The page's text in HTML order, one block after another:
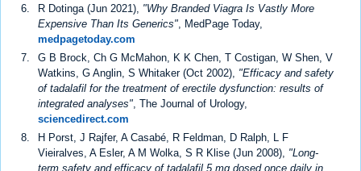
R Dotinga (Jun 2021), "Why Branded Viagra Is Vastly More
Expensive Than Its Generics" , MedPage Today,
medpagetoday.com
G B Brock, Ch G McMahon, K K Chen, T Costigan, W Shen, V
Watkins, G Anglin, S Whitaker (Oct 2002), "Efficacy and safety
of tadalafil for the treatment of erectile dysfunction: results of
integrated analyses" , The Journal of Urology,
sciencedirect.com
H Porst, J Rajfer, A Casabé, R Feldman, D Ralph, L F
Vieiralves, A Esler, A M Wolka, S R Klise (Jun 2008), "Long-
term safety and efficacy of tadalafil 5 mg dosed once daily in